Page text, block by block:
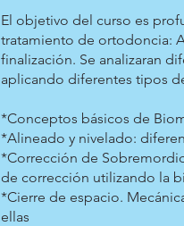
El objetivo del curso es
tratamiento de ortodoncia:
finalización. Se analizaran
aplicando diferentes tipos
*Conceptos básicos de
*Alineado y nivelado:
*Corrección de
de corrección utilizando la
*Cierre de espacio.
ellas